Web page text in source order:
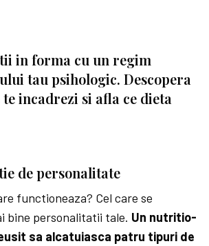
in forma cu un regim
tau psihologic. Descopera
incadrezi si afla ce dieta
de personalitate
functioneaza? Cel care se
bine personalitatii tale. Un nutritio­
sa alcatuiasca patru tipuri de